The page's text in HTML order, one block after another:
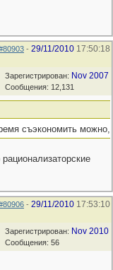
- 29/11/2010 17:50:18
Зарегистрирован: Nov 2007
Сообщения: 12,131
съэкономить
- 29/11/2010 17:53:10
Зарегистрирован: Nov 2010
Сообщения: 56